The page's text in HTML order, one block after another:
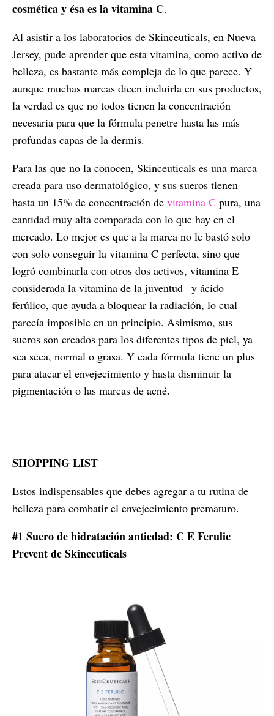
cosmética y ésa es la vitamina C.
Al asistir a los laboratorios de Skinceuticals, en Nueva
Jersey, pude aprender que esta vitamina, como activo de
belleza, es bastante más compleja de lo que parece. Y
aunque muchas marcas dicen incluirla en sus productos,
la verdad es que no todos tienen la concentración
necesaria para que la fórmula penetre hasta las más
profundas capas de la dermis.
Para las que no la conocen, Skinceuticals es una marca
creada para uso dermatológico, y sus sueros tienen
hasta un 15% de concentración de vitamina C pura, una
cantidad muy alta comparada con lo que hay en el
mercado. Lo mejor es que a la marca no le bastó solo
con solo conseguir la vitamina C perfecta, sino que
logró combinarla con otros dos activos, vitamina E –
considerada la vitamina de la juventud– y ácido
ferúlico, que ayuda a bloquear la radiación, lo cual
parecía imposible en un principio. Asimismo, sus
sueros son creados para los diferentes tipos de piel, ya
sea seca, normal o grasa. Y cada fórmula tiene un plus
para atacar el envejecimiento y hasta disminuir la
pigmentación o las marcas de acné.
SHOPPING LIST
Estos indispensables que debes agregar a tu rutina de
belleza para combatir el envejecimiento prematuro.
#1 Suero de hidratación antiedad: C E Ferulic
Prevent de Skinceuticals